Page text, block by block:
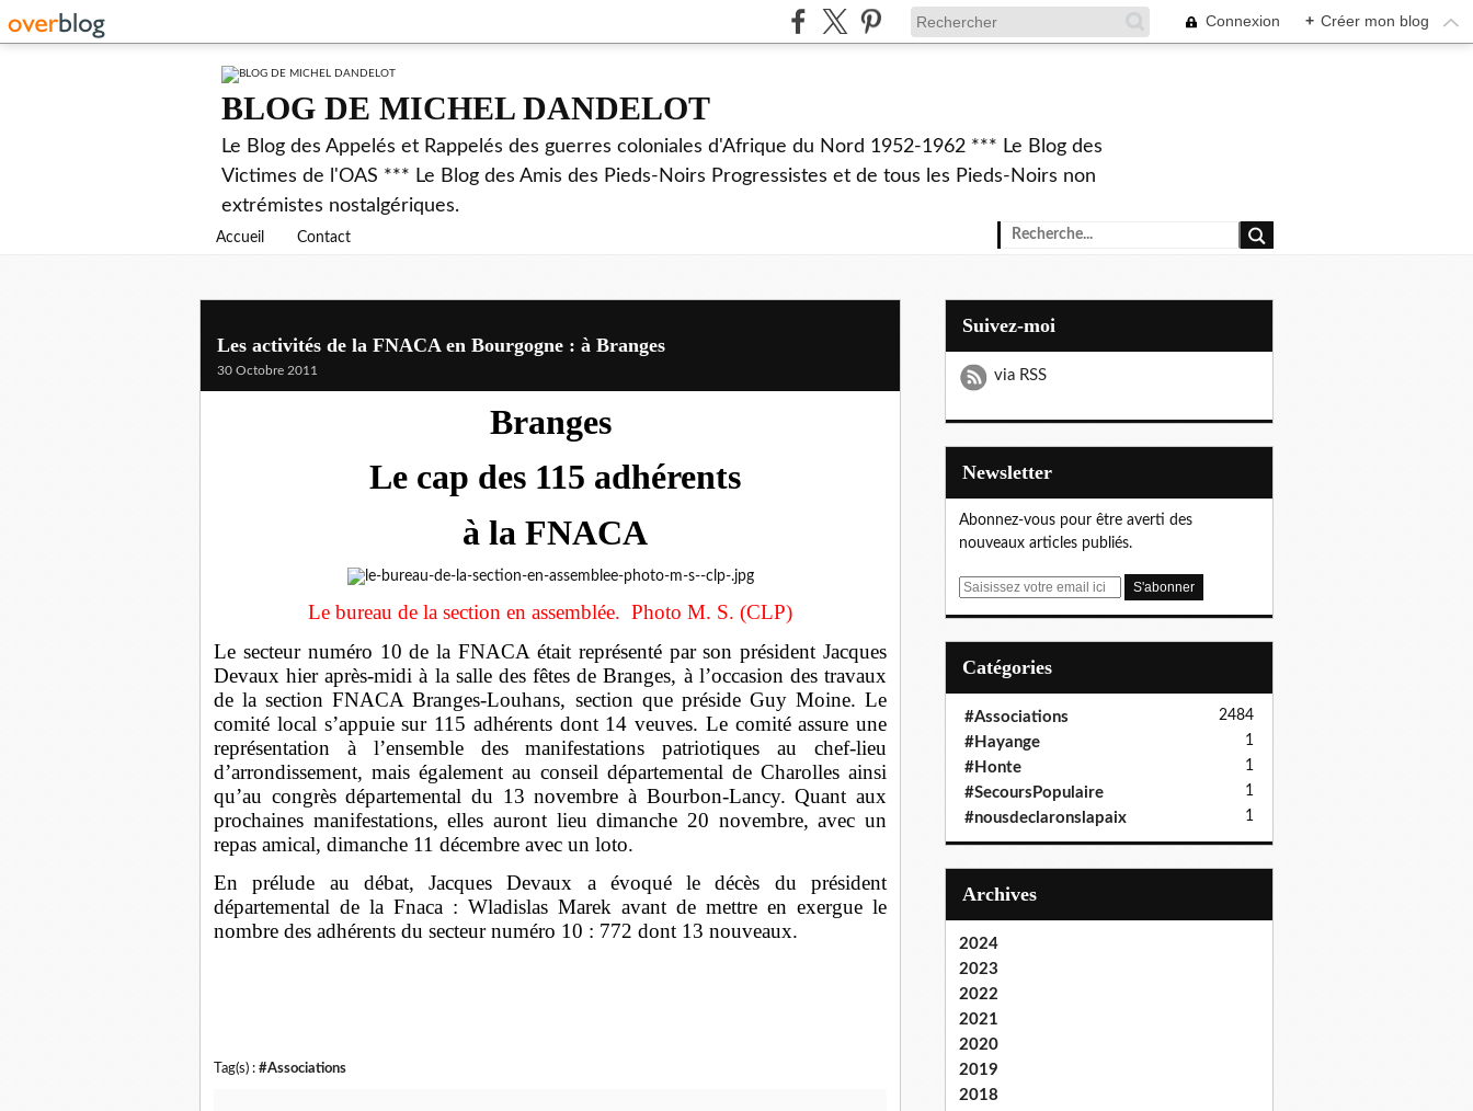
Connexion + Créer mon blog
BLOG DE MICHEL DANDELOT
Le Blog des Appelés et Rappelés des guerres coloniales d'Afrique du Nord 1952-1962 *** Le Blog des
Victimes de l'OAS *** Le Blog des Amis des Pieds-Noirs Progressistes et de tous les Pieds-Noirs non
extrémistes nostalgériques.
Accueil Contact
Les activités de la FNACA en Bourgogne : à Branges
30 Octobre 2011
Branges
Le cap des 115 adhérents
à la FNACA
Le bureau de la section en assemblée. Photo M. S. (CLP)
Le secteur numéro 10 de la FNACA était représenté par son président Jacques
Devaux hier après-midi à la salle des fêtes de Branges, à l’occasion des travaux
de la section FNACA Branges-Louhans, section que préside Guy Moine. Le
comité local s’appuie sur 115 adhérents dont 14 veuves. Le comité assure une
représentation à l’ensemble des manifestations patriotiques au chef-lieu
d’arrondissement, mais également au conseil départemental de Charolles ainsi
qu’au congrès départemental du 13 novembre à Bourbon-Lancy. Quant aux
prochaines manifestations, elles auront lieu dimanche 20 novembre, avec un
repas amical, dimanche 11 décembre avec un loto.
En prélude au débat, Jacques Devaux a évoqué le décès du président
départemental de la Fnaca : Wladislas Marek avant de mettre en exergue le
nombre des adhérents du secteur numéro 10 : 772 dont 13 nouveaux.
Tag(s) : #Associations
Suivez-moi
via RSS
Newsletter
Abonnez-vous pour être averti des
nouveaux articles publiés.
E
Catégories
#Associations 2484
#Hayange 1
#Honte 1
#SecoursPopulaire 1
#nousdeclaronslapaix 1
Archives
2024
2023
2022
2021
2020
2019
2018